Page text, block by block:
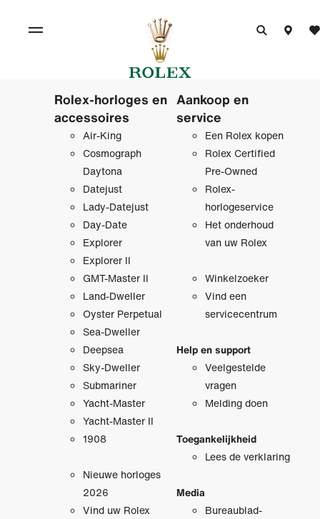
Rolex-horloges en
accessoires
Air-King
Cosmograph
Daytona
Datejust
Lady-Datejust
Day-Date
Explorer
Explorer II
GMT-Master II
Land-Dweller
Oyster Perpetual
Sea-Dweller
Deepsea
Sky-Dweller
Submariner
Yacht-Master
Yacht-Master II
1908
Nieuwe horloges
2026
Vind uw Rolex
Aankoop en
service
Een Rolex kopen
Rolex Certified
Pre‑Owned
Rolex-
horlogeservice
Het onderhoud
van uw Rolex
Winkelzoeker
Vind een
servicecentrum
Help en support
Veelgestelde
vragen
Melding doen
Toegankelijkheid
Lees de verklaring
Media
Bureaublad­